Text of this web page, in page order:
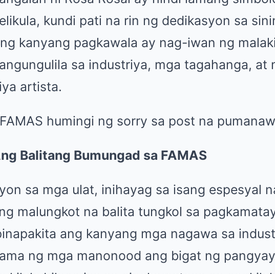
kundi pati na rin ng dedikasyon sa
kanyang pagkawala ay nag-iwan ng
sa industriya, mga tagahanga, at
artista.
Balitang Bumungad sa FAMAS
sa mga ulat, inihayag sa isang espesyal
malungkot na balita tungkol sa
ang kanyang mga nagawa sa
ng mga manonood ang bigat ng